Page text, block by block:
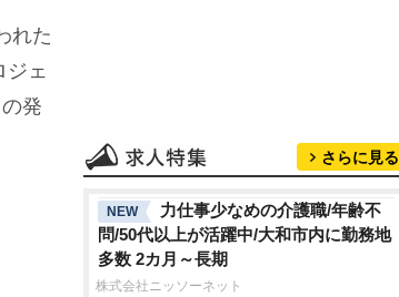
れた
ジェ
発
さらに見る
NEW
力仕事少なめの介護職/年齢不
問/50代以上が活躍中/大和市内に勤務地
多数 2カ月～長期
株式会社ニッソーネット